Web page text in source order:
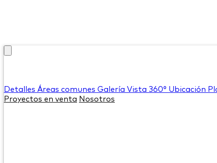
Detalles Áreas comunes Galería Vista 360° Ubicación
Proyectos en venta Nosotros